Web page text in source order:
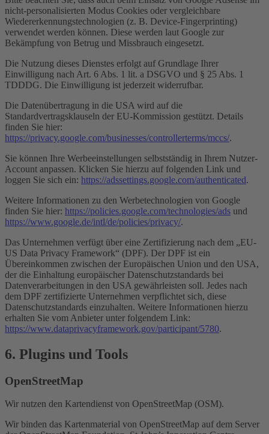
nicht-personalisierten Modus Cookies oder vergleichbare
Wiedererkennungstechnologien (z. B. Device-Fingerprinting)
verwendet werden können. Diese werden laut Google zur
Bekämpfung von Betrug und Missbrauch eingesetzt.
Die Nutzung dieses Dienstes erfolgt auf Grundlage Ihrer
Einwilligung nach Art. 6 Abs. 1 lit. a DSGVO und § 25 Abs. 1
TDDDG. Die Einwilligung ist jederzeit widerrufbar.
Die Datenübertragung in die USA wird auf die
Standardvertragsklauseln der EU-Kommission gestützt. Details
finden Sie hier:
https://privacy.google.com/businesses/controllerterms/mccs/.
Sie können Ihre Werbeeinstellungen selbstständig in Ihrem Nutzer-
Account anpassen. Klicken Sie hierzu auf folgenden Link und
loggen Sie sich ein: https://adssettings.google.com/authenticated.
Weitere Informationen zu den Werbetechnologien von Google
finden Sie hier: https://policies.google.com/technologies/ads und
https://www.google.de/intl/de/policies/privacy/.
Das Unternehmen verfügt über eine Zertifizierung nach dem „EU-
US Data Privacy Framework“ (DPF). Der DPF ist ein
Übereinkommen zwischen der Europäischen Union und den USA,
der die Einhaltung europäischer Datenschutzstandards bei
Datenverarbeitungen in den USA gewährleisten soll. Jedes nach
dem DPF zertifizierte Unternehmen verpflichtet sich, diese
Datenschutzstandards einzuhalten. Weitere Informationen hierzu
erhalten Sie vom Anbieter unter folgendem Link:
https://www.dataprivacyframework.gov/participant/5780.
6. Plugins und Tools
OpenStreetMap
Wir nutzen den Kartendienst von OpenStreetMap (OSM).
Wir binden das Kartenmaterial von OpenStreetMap auf dem Server